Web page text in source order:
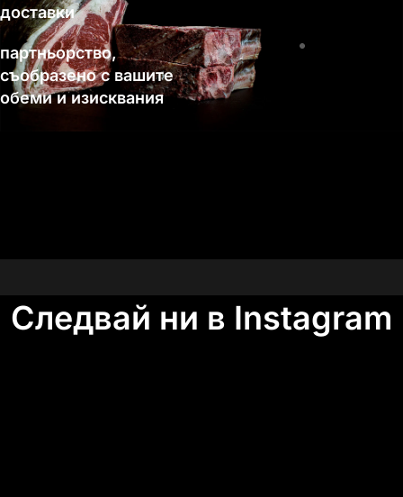
доставки
партньорство,
съобразено с вашите
обеми и изисквания
Следвай ни в Instagram